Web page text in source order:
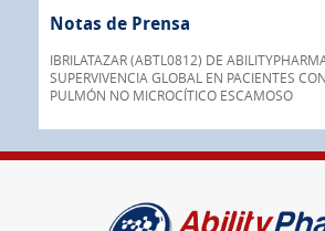
Notas de Prensa
IBRILATAZAR (ABTL0812) DE
SUPERVIVENCIA GLOBAL EN PACIENTES
PULMÓN NO MICROCÍTICO ESCAMOSO